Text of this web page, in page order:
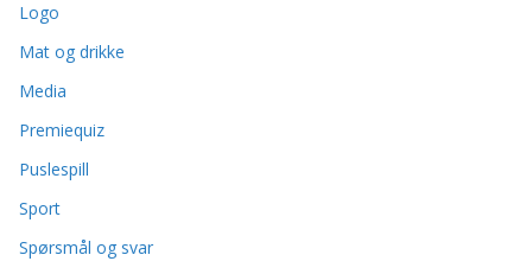
Logo
Mat og drikke
Media
Premiequiz
Puslespill
Sport
Spørsmål og svar